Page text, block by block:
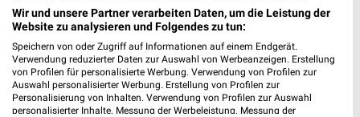
GALERIA Karstadt Kaufhof Prospekt für
Stuttgart ab Mi. den 05.08.
Gültig von 05. Aug. bis 18. Aug.
Wir und unsere Partner verarbeiten Daten, um die Leistung der
Website zu analysieren und Folgendes zu tun:
Speichern von oder Zugriff auf Informationen auf einem Endgerät.
Verwendung reduzierter Daten zur Auswahl von Werbeanzeigen. Erstellung
von Profilen für personalisierte Werbung. Verwendung von Profilen zur
Auswahl personalisierter Werbung. Erstellung von Profilen zur
Personalisierung von Inhalten. Verwendung von Profilen zur Auswahl
personalisierter Inhalte. Messung der Werbeleistung. Messung der